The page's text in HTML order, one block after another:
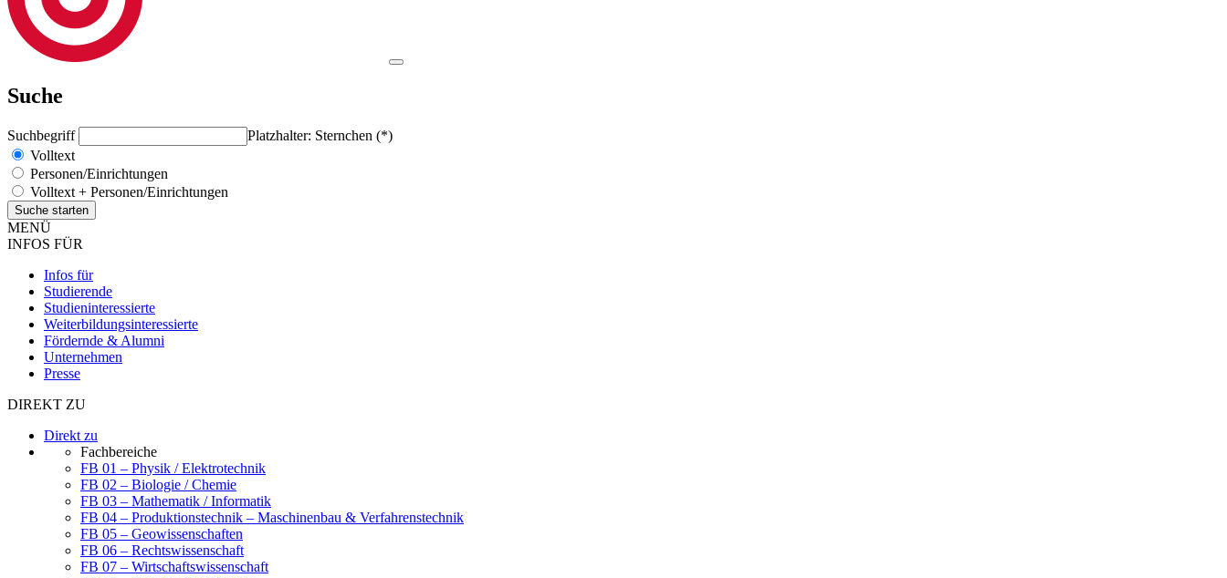
Suche
Suchbegriff
Platzhalter: Sternchen (*)
Volltext
Personen/Einrichtungen
Volltext + Personen/Einrichtungen
MENÜ
INFOS FÜR
Infos für
Studierende
Studieninteressierte
Weiterbildungsinteressierte
Fördernde & Alumni
Unternehmen
Presse
DIREKT ZU
Direkt zu
Fachbereiche
FB 01 – Physik / Elektrotechnik
FB 02 – Biologie / Chemie
FB 03 – Mathematik / Informatik
FB 04 – Produktionstechnik – Maschinenbau & Verfahrenstechnik
FB 05 – Geowissenschaften
FB 06 – Rechtswissenschaft
FB 07 – Wirtschaftswissenschaft